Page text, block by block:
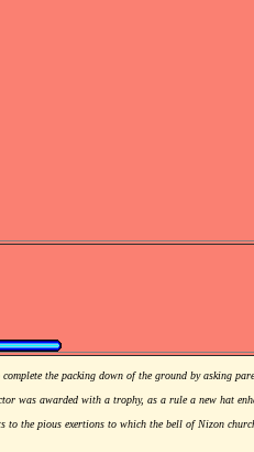
the packing down of the ground by asking
was awarded with a trophy, as a rule a new hat
to the pious exertions to which the bell of Nizon